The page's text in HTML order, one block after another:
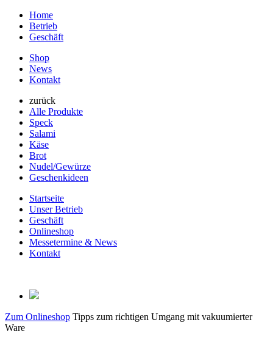
Home
Betrieb
Geschäft
Shop
News
Kontakt
zurück
Alle Produkte
Speck
Salami
Käse
Brot
Nudel/Gewürze
Geschenkideen
Startseite
Unser Betrieb
Geschäft
Onlineshop
Messetermine & News
Kontakt
Zum Onlineshop Tipps zum richtigen Umgang mit vakuumierter
Ware